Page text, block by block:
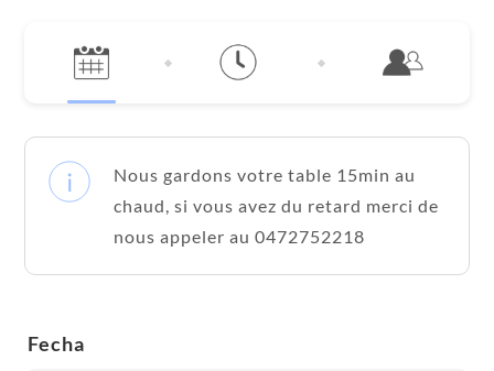
Nous gardons votre table 15min au
chaud, si vous avez du retard merci de
nous appeler au 0472752218
Fecha